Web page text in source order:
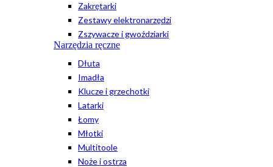
Zakrętarki
Zestawy elektronarzędzi
Zszywacze i gwoździarki
Narzędzia ręczne
Dłuta
Imadła
Klucze i grzechotki
Latarki
Łomy
Młotki
Multitoole
Noże i ostrza